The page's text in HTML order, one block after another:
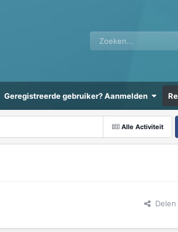
Geregistreerde gebruiker? Aanmelden
Alle Activiteit
Delen